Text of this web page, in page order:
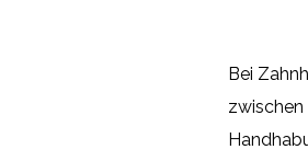
Bei
zwischen